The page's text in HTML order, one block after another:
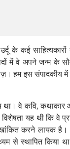
उर्दू के कई
में वे अपने जन्म के
हम इस संपादकीय में
था। वे कवि,
यह थी कि वे
करने लायक है।
से स्थापित